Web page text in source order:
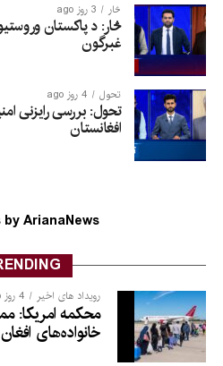
څار 3 روز ago
څار: د پاکستان
غبرگون
تحول 4 روز ago
تحول: بررسی رایزنی
افغانستان
ArianaNews_
رویداد های اخیر 4 روز ago
محکمه امریکا:
خانواده‌های